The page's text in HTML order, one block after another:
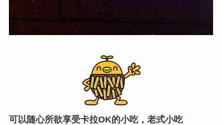
可以随心所欲享受卡拉OK的小吃，老式小吃